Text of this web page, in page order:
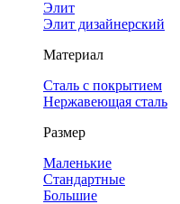
Элит
Элит дизайнерский
Материал
Сталь с покрытием
Нержавеющая сталь
Размер
Маленькие
Стандартные
Большие